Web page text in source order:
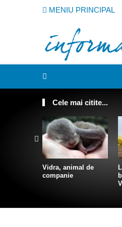
MENIU PRINCIPAL
Cele mai citite...
Vidra, animal de
companie